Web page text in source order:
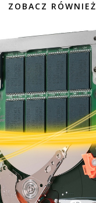
ZOBACZ RÓWNIEŻ